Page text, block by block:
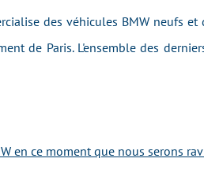
des véhicules BMW neufs
de Paris. L'ensemble des
en ce moment que nous serons